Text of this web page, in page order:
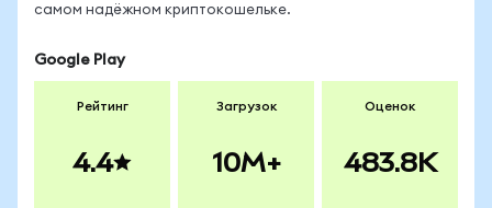
самом надёжном криптокошельке.
Google Play
Рейтинг
4.4
Загрузок
10M+
Оценок
483.8K